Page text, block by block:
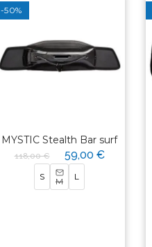
-50%
MYSTIC Stealth Bar surf
118,00 € 59,00 €
S M L